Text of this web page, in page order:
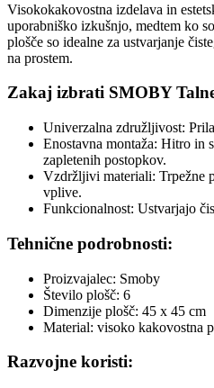
Visokokakovostna izdelava in
uporabniško izkušnjo, medtem ko
plošče so idealne za ustvarjanje
na prostem.
Zakaj izbrati SMOBY
Univerzalna združljivost:
Enostavna montaža: Hitro in
zapletenih postopkov.
Vzdržljivi materiali: Trpežne
vplive.
Funkcionalnost: Ustvarjajo
Tehnične podrobnosti:
Proizvajalec: Smoby
Število plošč: 6
Dimenzije plošč: 45 x 45 cm
Material: visoko kakovostna
Razvojne koristi: